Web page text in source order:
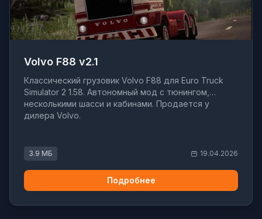
Volvo F88 v2.1
Классический грузовик Volvo F88 для Euro Truck
Simulator 2 1.58. Автономный мод с тюнингом,
несколькими шасси и кабинами. Продается у
дилера Volvo.
3.9 МБ 19.04.2026
Подробнее